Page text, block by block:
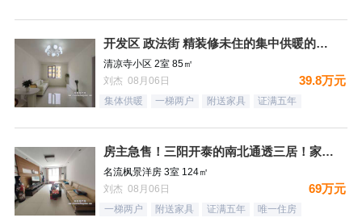
开发区 政法街 精装修未住的集中供暖的两居室
清凉寺小区 2室 85㎡
刘杰 08月06日
39.8万元
集体供暖 一梯两户 附送家具 证满五年
房主急售！三阳开泰的南北通透三居！家具家电全送
名流枫景洋房 3室 124㎡
刘杰 08月06日
69万元
一梯两户 附送家具 证满五年 唯一住房